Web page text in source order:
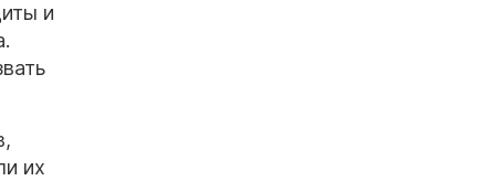
и
их